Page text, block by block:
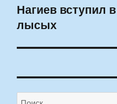
Следующая
запись:
Нагиев вступил
лысых
Искать: